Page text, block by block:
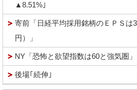
▲8.51%｣
寄前「日経平均採用銘柄のＥＰＳは
円）」
NY「恐怖と欲望指数は60と強気圏」
後場｢続伸｣